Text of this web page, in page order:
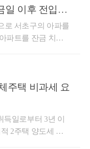
취지를 가집니
달리2년 거주, 2
다.1년 이상 거주하
중이 아니라면 어
이 완공된 후 대
경우해당 비과세
부동산-4409, 2
지 않고 상생임대
.​① 지방세법 시행
아닌 신규주택을 양
하였습니다. ② 제
년) 기산일을 신규
하였습니다. 이것
을 보유한 상태에
주택이 완성된지 3
는 경우]에 신규
시 별양동 주공6단
과천시 문원
)○ 2013.08.14. 아
예정으로 임차인 퇴
가○ 2017.11월 아파
2018.06.11. 아파트
아파트C 취득
2) 신규주택 취득
2년)이내 종전주택
과세 요건(2년이상
)을 양도하기 전에
”이라 한다)을 취
포함한다)함으로써
주택을 취득한 날
일 이후 전입신
가능 여부 문
로 서초구의 아파를
파트를 잔금 치뤄
부모님 중 한 쪽에
다가, 세입자가 나
집으로 전입신고
가요? -->종전주택
종전주택을 신규
주택 비과세 요
일로부터 3년 이
2주택 양도세 비